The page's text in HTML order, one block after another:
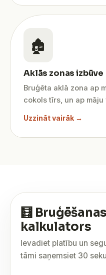
🏚️
Aklās zonas izbūve
Bruģēta aklā zona ap
cokols tīrs, un ap
Uzzināt vairāk →
🧮
kalkulators
Ievadiet platību un
tāmi saņemsiet 30